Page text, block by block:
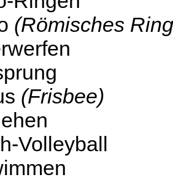
(Römisches
(Frisbee)
Volleyball